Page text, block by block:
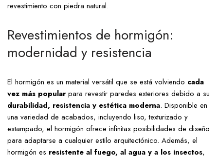
revestimiento con piedra natural.
Revestimientos de hormigón:
modernidad y resistencia
El hormigón es un material versátil que se está volviendo cada
vez más popularpara revestir paredes exteriores debido a su
durabilidad, resistencia y estética moderna. Disponible en
una variedad de acabados, incluyendo liso, texturizado y
estampado, el hormigón ofrece infinitas posibilidades de diseño
para adaptarse a cualquier estilo arquitectónico. Además, el
hormigón es resistente al fuego, al agua y a los insectos,